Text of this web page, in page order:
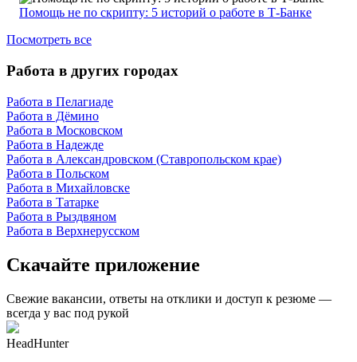
Помощь не по скрипту: 5 историй о работе в Т-Банке
Посмотреть все
Работа в других городах
Работа в Пелагиаде
Работа в Дёмино
Работа в Московском
Работа в Надежде
Работа в Александровском (Ставропольском крае)
Работа в Польском
Работа в Михайловске
Работа в Татарке
Работа в Рыздвяном
Работа в Верхнерусском
Скачайте приложение
Свежие вакансии, ответы на отклики и доступ к резюме —
всегда у вас под рукой
HeadHunter